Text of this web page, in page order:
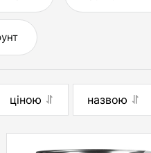
ціною назвою